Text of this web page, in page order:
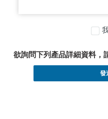
欲詢問下列產品詳細資料，
發